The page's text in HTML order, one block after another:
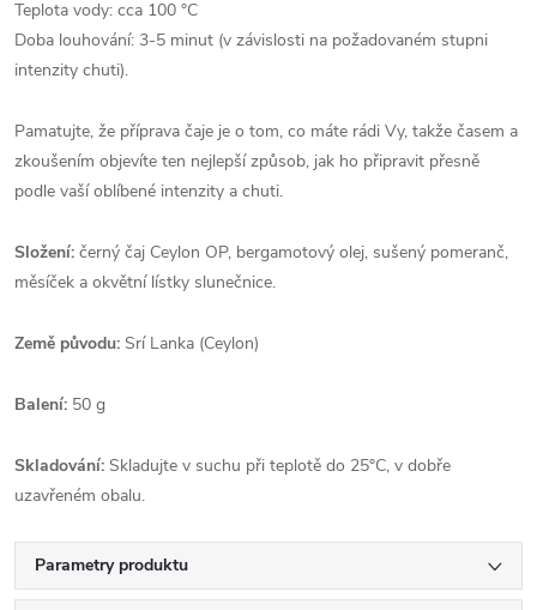
Teplota vody: cca 100 °C
Doba louhování: 3-5 minut (v závislosti na požadovaném stupni
intenzity chuti).
Pamatujte, že příprava čaje je o tom, co máte rádi Vy, takže časem a
zkoušením objevíte ten nejlepší způsob, jak ho připravit přesně
podle vaší oblíbené intenzity a chuti.
Složení: černý čaj Ceylon OP, bergamotový olej, sušený pomeranč,
měsíček a okvětní lístky slunečnice.
Země původu: Srí Lanka (Ceylon)
Balení: 50 g
Skladování: Skladujte v suchu při teplotě do 25°C, v dobře
uzavřeném obalu.
Parametry produktu